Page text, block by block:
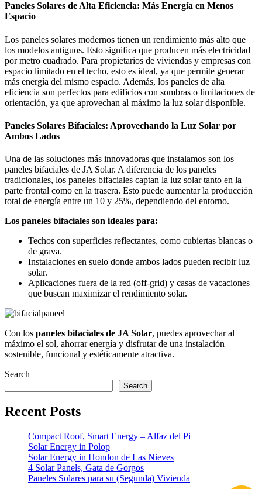
Paneles Solares de Alta Eficiencia: Más Energía en Menos
Espacio
Los paneles solares modernos tienen un rendimiento más alto que
los modelos antiguos. Esto significa que producen más electricidad
por metro cuadrado. Para propietarios de viviendas y empresas con
espacio limitado en el techo, esto es ideal, ya que permite generar
más energía del mismo espacio. Además, los paneles de alta
eficiencia son perfectos para edificios con sombras o limitaciones de
orientación, ya que aprovechan al máximo la luz solar disponible.
Paneles Solares Bifaciales: Aprovechando la Luz Solar por
Ambos Lados
Una de las soluciones más innovadoras que instalamos son los
paneles bifaciales de JA Solar. A diferencia de los paneles
tradicionales, los paneles bifaciales captan la luz solar tanto en la
parte frontal como en la trasera. Esto puede aumentar la producción
total de energía entre un 10 y 25%, dependiendo del entorno.
Los paneles bifaciales son ideales para:
Techos con superficies reflectantes, como cubiertas blancas o
de grava.
Instalaciones en suelo donde ambos lados pueden recibir luz
solar.
Aplicaciones fuera de la red (off-grid) y casas de vacaciones
que buscan maximizar el rendimiento solar.
Con los paneles bifaciales de JA Solar, puedes aprovechar al
máximo el sol, ahorrar energía y disfrutar de una instalación
sostenible, funcional y estéticamente atractiva.
Search
Search
Recent Posts
Compact Roof, Smart Energy – Alfaz del Pi
Solar Energy in Polop
Solar Energy in Hondon de Las Nieves
4 Solar Panels, Gata de Gorgos
Paneles Solares para su (Segunda) Vivienda